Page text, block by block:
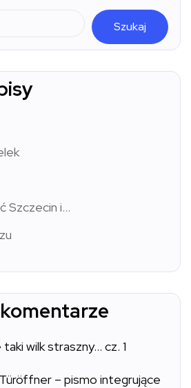
Szukaj
Szczecin i…
taki wilk straszny… cz. 1
– pismo integrujące